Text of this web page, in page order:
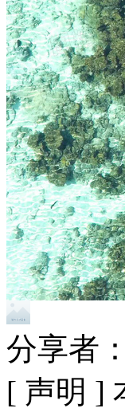
分享者
[ 声明 ]